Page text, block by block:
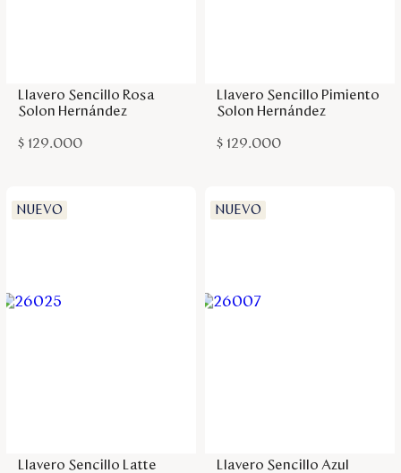
Llavero Sencillo Rosa
Solon Hernández
$ 129.000
Llavero Sencillo Pimiento
Solon Hernández
$ 129.000
NUEVO
Llavero Sencillo Latte
NUEVO
Llavero Sencillo Azul